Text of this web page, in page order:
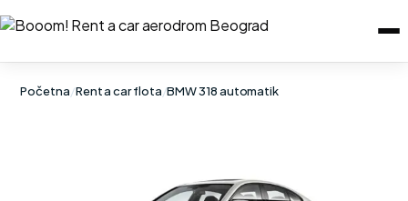
Početna/Rent a car flota/BMW 318 automatik